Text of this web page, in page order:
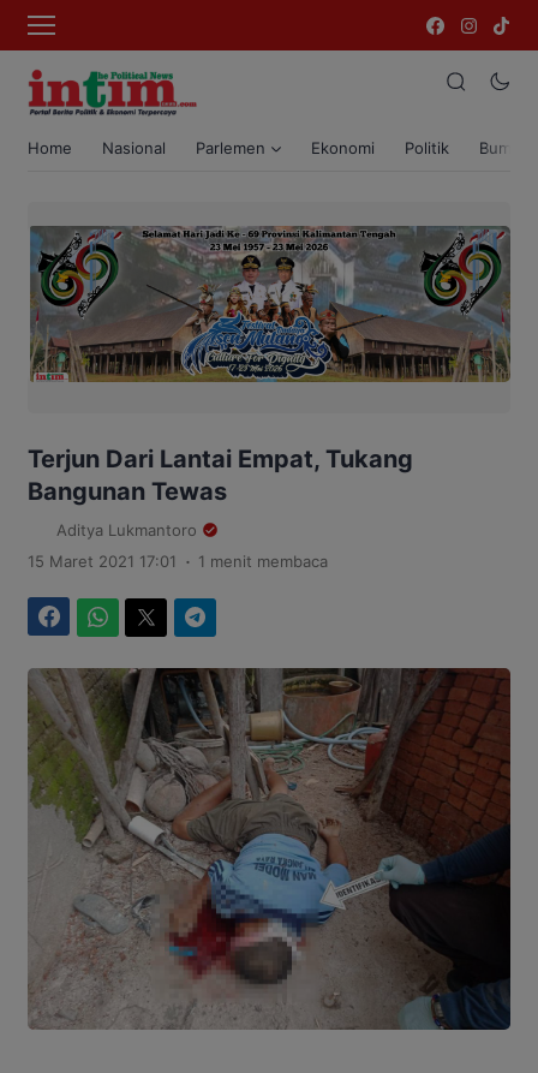
Home Nasional Parlemen Ekonomi Politik Bumi
Terjun Dari Lantai Empat, Tukang
Bangunan Tewas
Aditya Lukmantoro
15 Maret 2021 17:01
. 1 menit membaca